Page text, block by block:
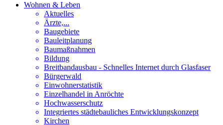
Wohnen & Leben
Aktuelles
Ärzte,...
Baugebiete
Bauleitplanung
Baumaßnahmen
Bildung
Breitbandausbau - Schnelles Internet durch Glasfaser
Bürgerwald
Einwohnerstatistik
Einzelhandel in Anröchte
Hochwasserschutz
Integriertes städtebauliches Entwicklungskonzept
Kirchen